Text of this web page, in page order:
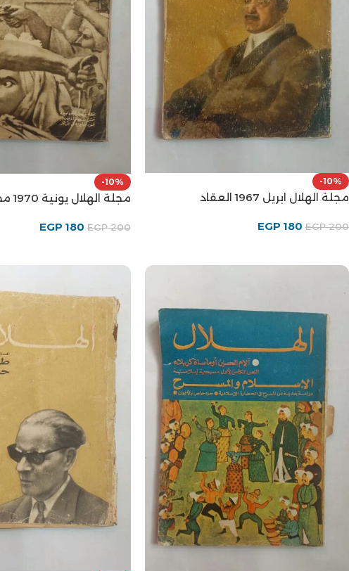
-10%
مجلة الهلال ابريل 1967 العقاد
EGP200
EGP 180
-10%
مجلة الهلال يونية 1970 مصر المحاربة
EGP200
EGP 180